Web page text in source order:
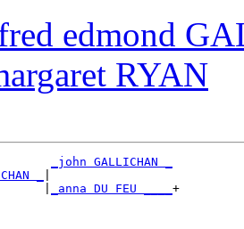
edmond
RYAN
_john GALLICHAN _
_
_anna DU FEU ____ +